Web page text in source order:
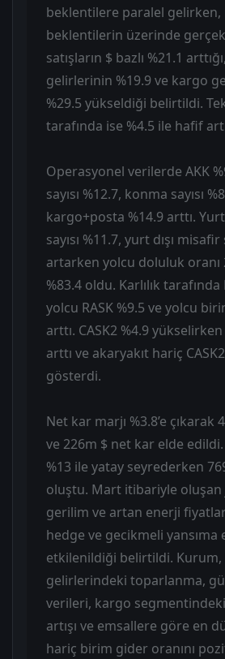
beklentilere paralel
beklentilerin üzerinde
satışların $ bazlı %21.1
gelirlerinin %19.9 ve kargo
%29.5 yükseldiği belirtildi.
tarafında ise %4.5 ile hafif
Operasyonel verilerde AKK
sayısı %12.7, konma sayısı
kargo+posta %14.9 arttı.
sayısı %11.7, yurt dışı misafir
artarken yolcu doluluk oranı
%83.4 oldu. Karlılık tarafında
yolcu RASK %9.5 ve yolcu
arttı. CASK2 %4.9 yükselirken
arttı ve akaryakıt hariç
gösterdi.
Net kar marjı %3.8’e çıkarak
ve 226m $ net kar elde edildi.
%13 ile yatay seyrederken
oluştu. Mart itibariyle
gerilim ve artan enerji
hedge ve gecikmeli yansıma
etkilenildiği belirtildi.
gelirlerindeki toparlanma,
verileri, kargo segmentindeki
artışı ve emsallere göre en
hariç birim gider oranını